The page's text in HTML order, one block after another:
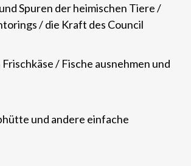
Spuren der heimischen Tiere /
/ die Kraft des Council
/ Fische ausnehmen und
und andere einfache